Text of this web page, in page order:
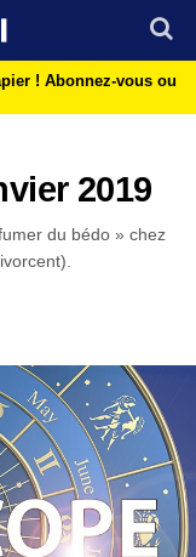
! Abonnez-vous ou
2019
du bédo » chez